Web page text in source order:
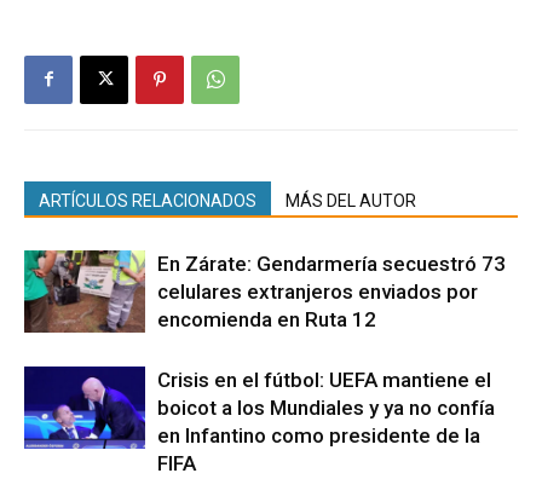
ARTÍCULOS RELACIONADOS MÁS DEL AUTOR
En Zárate: Gendarmería secuestró 73
celulares extranjeros enviados por
encomienda en Ruta 12
Crisis en el fútbol: UEFA mantiene el
boicot a los Mundiales y ya no confía
en Infantino como presidente de la
FIFA